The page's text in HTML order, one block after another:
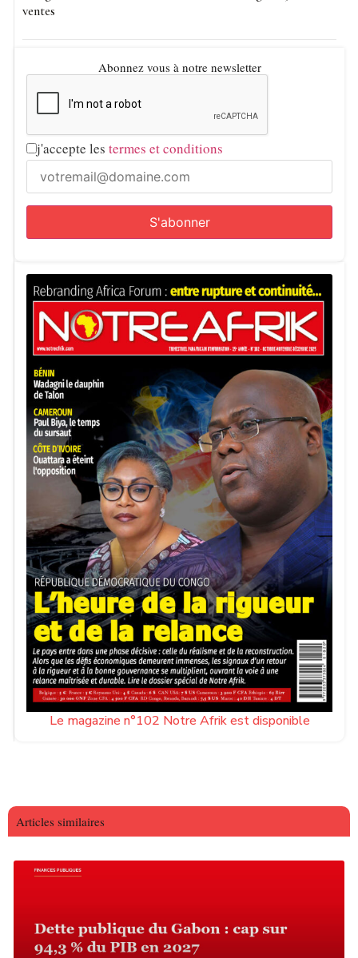
ventes
Abonnez vous à notre newsletter
j'accepte les termes et conditions
Le magazine n°102 Notre Afrik est disponible
Articles similaires